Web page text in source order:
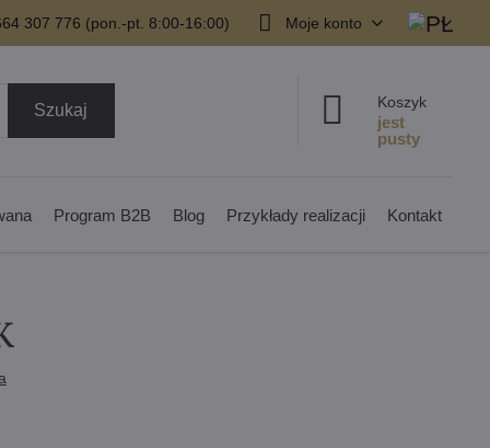
307 776 (pon.-pt. 8:00-16:00) Moje konto
Szukaj Koszyk
Program B2B Blog Przykłady realizacji Kontakt